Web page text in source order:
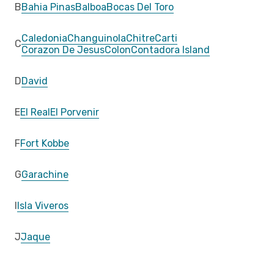
BBahia PinasBalboaBocas Del Toro
CCaledoniaChanguinolaChitreCarti
Corazon De JesusColonContadora Island
DDavid
EEl RealEl Porvenir
FFort Kobbe
GGarachine
IIsla Viveros
JJaque